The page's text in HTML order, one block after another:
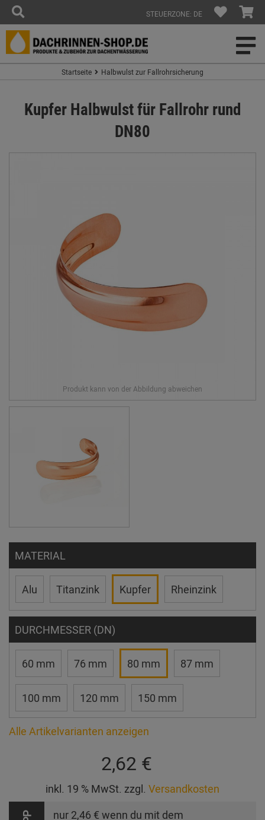
STEUERZONE: DE
Startseite Halbwulst zur Fallrohrsicherung
Kupfer Halbwulst für Fallrohr rund
DN80
MATERIAL
Alu Titanzink Kupfer Rheinzink
DURCHMESSER (DN)
60 mm 76 mm 80 mm 87 mm
100 mm 120 mm 150 mm
Alle Artikelvarianten anzeigen
2,62 €
inkl. 19 % MwSt. zzgl. Versandkosten
nur 2,46 € wenn du mit dem